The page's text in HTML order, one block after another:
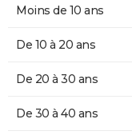
Moins de 10 ans
De 10 à 20 ans
De 20 à 30 ans
De 30 à 40 ans